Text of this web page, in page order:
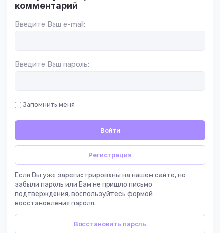
комментарий
Введите Ваш e-mail:
Введите Ваш пароль:
Запомнить меня
Войти
Регистрация
Если Вы уже зарегистрированы на нашем сайте, но
забыли пароль или Вам не пришло письмо
подтверждения, воспользуйтесь формой
восстановления пароля.
Восстановить пароль